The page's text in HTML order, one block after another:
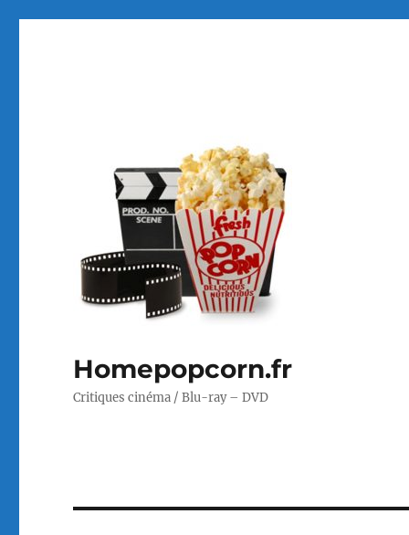
Homepopcorn.fr
Critiques cinéma / Blu-ray – DVD